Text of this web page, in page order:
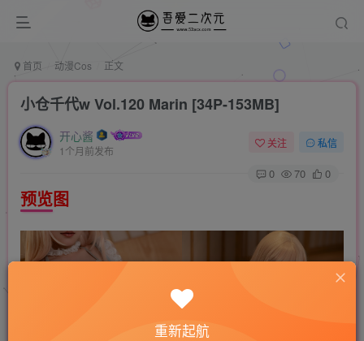
首页 动漫Cos 正文
小仓千代w Vol.120 Marin [34P-153MB]
开心酱
1个月前发布
关注 私信
0 70 0
预览图
重新起航